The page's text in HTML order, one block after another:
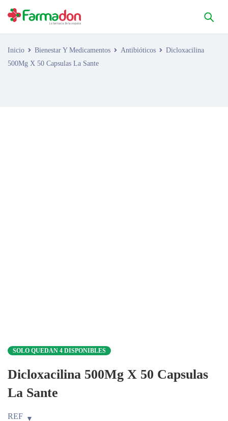
Inicio Bienestar Y Medicamentos Antibióticos
Dicloxacilina
500Mg X 50 Capsulas La Sante
SOLO QUEDAN 4 DISPONIBLES
Dicloxacilina 500Mg X 50 Capsulas
La Sante
REF